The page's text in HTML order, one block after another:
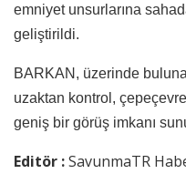
emniyet unsurlarına
geliştirildi.
BARKAN, üzerinde
uzaktan kontrol,
geniş bir görüş imkanı
Editör :SavunmaTR